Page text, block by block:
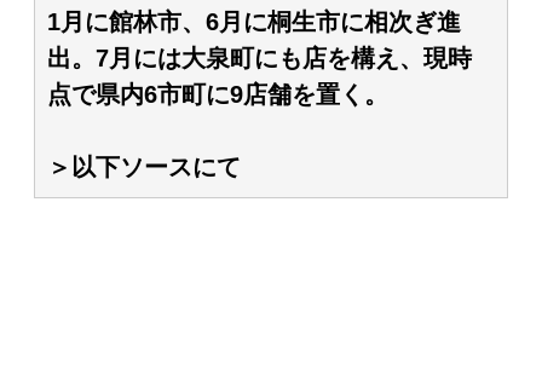
1月に館林市、6月に桐生市に相次ぎ進
出。7月には大泉町にも店を構え、現時
点で県内6市町に9店舗を置く。
＞以下ソースにて